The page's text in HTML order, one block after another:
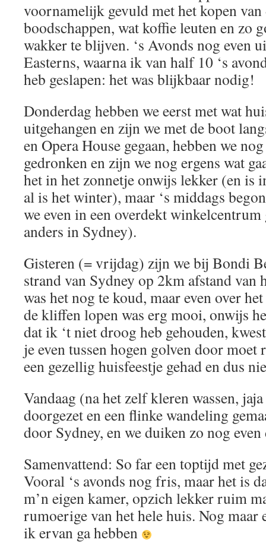
voornamelijk gevuld met het kopen
boodschappen, wat koffie leuten en zo
wakker te blijven. ‘s Avonds nog even
Easterns, waarna ik van half 10 ‘s
heb geslapen: het was blijkbaar nodig!
Donderdag hebben we eerst met wat
uitgehangen en zijn we met de boot
en Opera House gegaan, hebben we
gedronken en zijn we nog ergens wat
het in het zonnetje onwijs lekker (en is
al is het winter), maar ‘s middags
we even in een overdekt
anders in Sydney).
Gisteren (= vrijdag) zijn we bij Bondi
strand van Sydney op 2km afstand van
was het nog te koud, maar even over
de kliffen lopen was erg mooi, onwijs
dat ik ‘t niet droog heb gehouden,
je even tussen hogen golven door moet
een gezellig huisfeestje gehad en dus
Vandaag (na het zelf kleren wassen,
doorgezet en een flinke wandeling
door Sydney, en we duiken zo nog
Samenvattend: So far een toptijd met
Vooral ‘s avonds nog fris, maar het is
m’n eigen kamer, opzich lekker ruim
rumoerige van het hele huis. Nog maar
ik ervan ga hebben